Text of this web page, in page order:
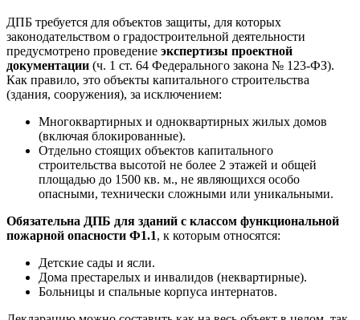
ДПБ требуется для объектов защиты, для которых
законодательством о градостроительной деятельности
предусмотрено проведение экспертизы проектной
документации (ч. 1 ст. 64 Федерального закона № 123-ФЗ).
Как правило, это объекты капитального строительства
(здания, сооружения), за исключением:
Многоквартирных и одноквартирных жилых домов
(включая блокированные).
Отдельно стоящих объектов капитального
строительства высотой не более 2 этажей и общей
площадью до 1500 кв. м., не являющихся особо
опасными, технически сложными или уникальными.
Обязательна ДПБ для зданий с классом функциональной
пожарной опасности Ф1.1, к которым относятся:
Детские сады и ясли.
Дома престарелых и инвалидов (неквартирные).
Больницы и спальные корпуса интернатов.